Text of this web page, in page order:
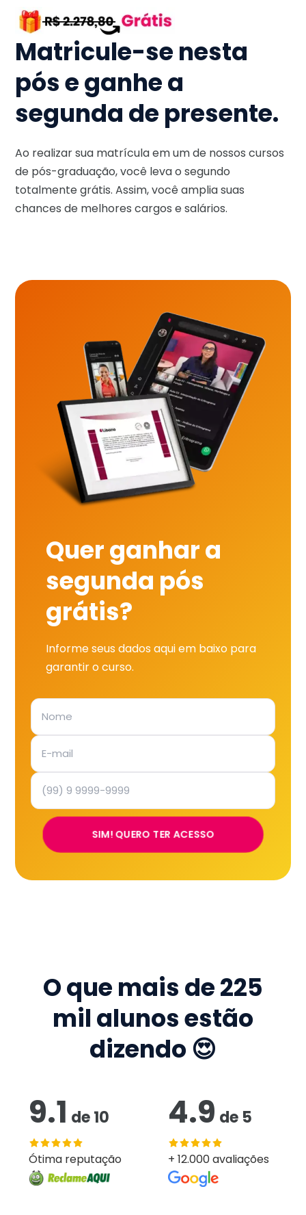
Matricule-se nesta
pós e ganhe a
segunda de presente.
Ao realizar sua matrícula em um de nossos cursos
de pós-graduação, você leva o segundo
totalmente grátis. Assim, você amplia suas
chances de melhores cargos e salários.
Quer ganhar a
segunda pós
grátis?
Informe seus dados aqui em baixo para
garantir o curso.
SIM! QUERO TER ACESSO
O que mais de225
mil alunos estão
dizendo 😍
9.1 de10
Ótima reputação
4.9 de 5
+ 12.000 avaliações